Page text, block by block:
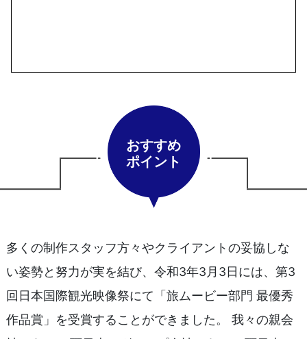
おすすめ
ポイント
多くの制作スタッフ方々やクライアントの妥協しな
い姿勢と努力が実を結び、令和3年3月3日には、第3
回日本国際観光映像祭にて「旅ムービー部門 最優秀
作品賞」を受賞することができました。 我々の親会